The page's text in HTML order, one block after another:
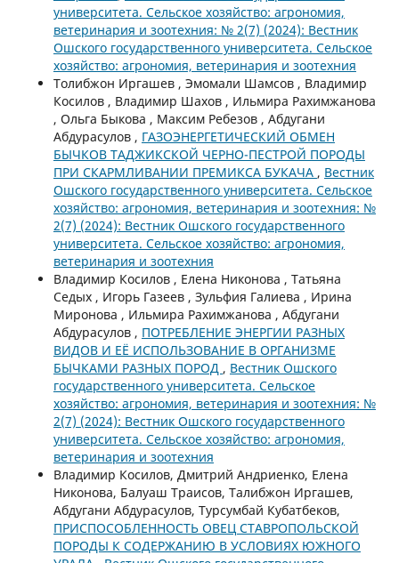
университета. Сельское хозяйство: агрономия,
ветеринария и зоотехния: № 2(7) (2024): Вестник
Ошского государственного университета. Сельское
хозяйство: агрономия, ветеринария и зоотехния
Толибжон Иргашев , Эмомали Шамсов , Владимир
Косилов , Владимир Шахов , Ильмира Рахимжанова
, Ольга Быкова , Максим Ребезов , Абдугани
Абдурасулов , ГАЗОЭНЕРГЕТИЧЕСКИЙ ОБМЕН
БЫЧКОВ ТАДЖИКСКОЙ ЧЕРНО-ПЕСТРОЙ ПОРОДЫ
ПРИ СКАРМЛИВАНИИ ПРЕМИКСА БУКАЧА , Вестник
Ошского государственного университета. Сельское
хозяйство: агрономия, ветеринария и зоотехния: №
2(7) (2024): Вестник Ошского государственного
университета. Сельское хозяйство: агрономия,
ветеринария и зоотехния
Владимир Косилов , Елена Никонова , Татьяна
Седых , Игорь Газеев , Зульфия Галиева , Ирина
Миронова , Ильмира Рахимжанова , Абдугани
Абдурасулов , ПОТРЕБЛЕНИЕ ЭНЕРГИИ РАЗНЫХ
ВИДОВ И ЕЁ ИСПОЛЬЗОВАНИЕ В ОРГАНИЗМЕ
БЫЧКАМИ РАЗНЫХ ПОРОД , Вестник Ошского
государственного университета. Сельское
хозяйство: агрономия, ветеринария и зоотехния: №
2(7) (2024): Вестник Ошского государственного
университета. Сельское хозяйство: агрономия,
ветеринария и зоотехния
Владимир Косилов, Дмитрий Андриенко, Елена
Никонова, Балуаш Траисов, Талибжон Иргашев,
Абдугани Абдурасулов, Турсумбай Кубатбеков,
ПРИСПОСОБЛЕННОСТЬ ОВЕЦ СТАВРОПОЛЬСКОЙ
ПОРОДЫ К СОДЕРЖАНИЮ В УСЛОВИЯХ ЮЖНОГО